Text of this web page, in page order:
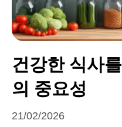
건강한 식사
의 중요성
21/02/2026